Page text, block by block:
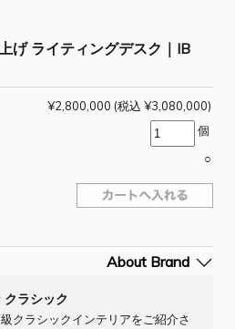
げ ライティングデスク｜IB
¥2,800,000 (税込 ¥3,080,000)
個
○
About Brand
ラシック
クラシックインテリアをご紹介さ